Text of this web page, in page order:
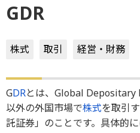
GDR
株式 取引 経営・財務
GDRとは、Global Depositary
以外の外国市場で株式を取引
託証券」のことです。具体的に